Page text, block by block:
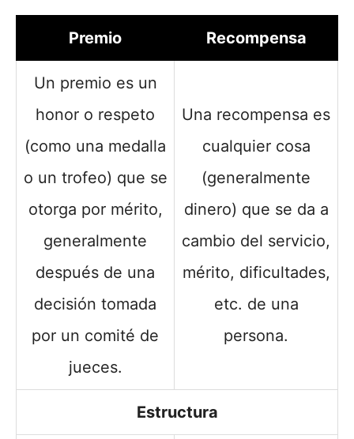
Premio Recompensa
Un premio es un
honor o respeto
(como una medalla
o un trofeo) que se
otorga por mérito,
generalmente
después de una
decisión tomada
por un comité de
jueces.
Una recompensa es
cualquier cosa
(generalmente
dinero) que se da a
cambio del servicio,
mérito, dificultades,
etc. de una
persona.
Estructura